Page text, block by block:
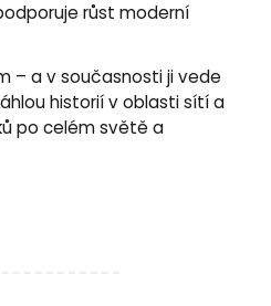
růst moderní
– a v současnosti ji vede
historií v oblasti sítí a
po celém světě a